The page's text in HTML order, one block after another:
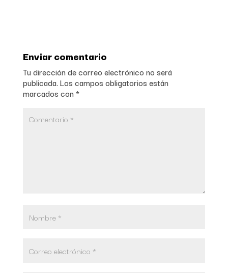
Enviar comentario
Tu dirección de correo electrónico no será
publicada. Los campos obligatorios están
marcados con *